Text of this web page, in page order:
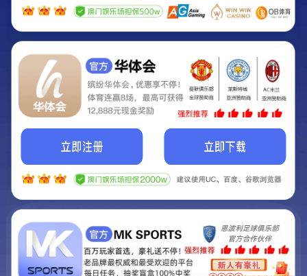
Hey Guys!
我们即将上线啦...
我们的网站正在建设.
它将是非常棒的网站.
联系我们!